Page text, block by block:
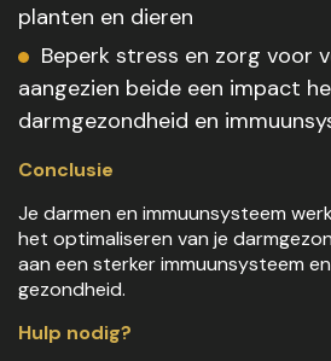
planten en dieren
Beperk stress en zorg voor
aangezien beide een impact
darmgezondheid en
Conclusie
Je darmen en immuunsysteem
het optimaliseren van je
aan een sterker immuunsysteem
gezondheid.
Hulp nodig?